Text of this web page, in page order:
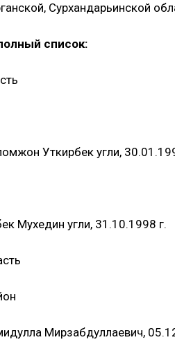
Сурхандарьинской
список:
Уткирбек угли,
Мухедин угли, 31.10.1998 г.
Мирзабдуллаевич,